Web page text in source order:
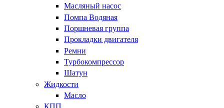
Масляный насос
Помпа Водяная
Поршневая группа
Прокладки двигателя
Ремни
Турбокомпрессор
Шатун
Жидкости
Масло